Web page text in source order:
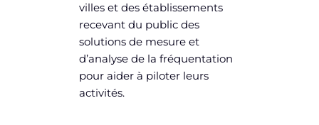
villes et des établissements
recevant du public des
solutions de mesure et
d’analyse de la fréquentation
pour aider à piloter leurs
activités.